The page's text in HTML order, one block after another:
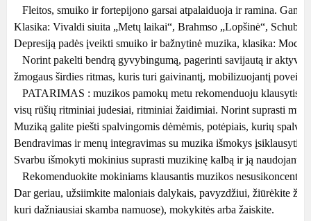
Fleitos, smuiko ir fortepijono garsai atpalaiduoja ir ramina.
Klasika: Vivaldi siuita „Metų laikai“, Brahmso „Lopšinė“,
Depresiją padės įveikti smuiko ir bažnytinė muzika, klasika:
Norint pakelti bendrą gyvybingumą, pagerinti savijautą ir
žmogaus širdies ritmas, kuris turi gaivinantį, mobilizuojantį poveikį.
PATARIMAS : muzikos pamokų metu rekomenduoju klausytis
visų rūšių ritminiai judesiai, ritminiai žaidimiai. Norint suprasti
Muziką galite piešti spalvingomis dėmėmis, potėpiais, kurių
Bendravimas ir menų integravimas su muzika išmokys įsiklausyti
Svarbu išmokyti mokinius suprasti muzikinę kalbą ir ją naudojant
Rekomenduokite mokiniams klausantis muzikos
Dar geriau, užsiimkite maloniais dalykais, pavyzdžiui, žiūrėkite
kuri dažniausiai skamba namuose), mokykitės arba žaiskite.